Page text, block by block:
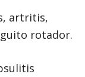
artritis,
rotador.